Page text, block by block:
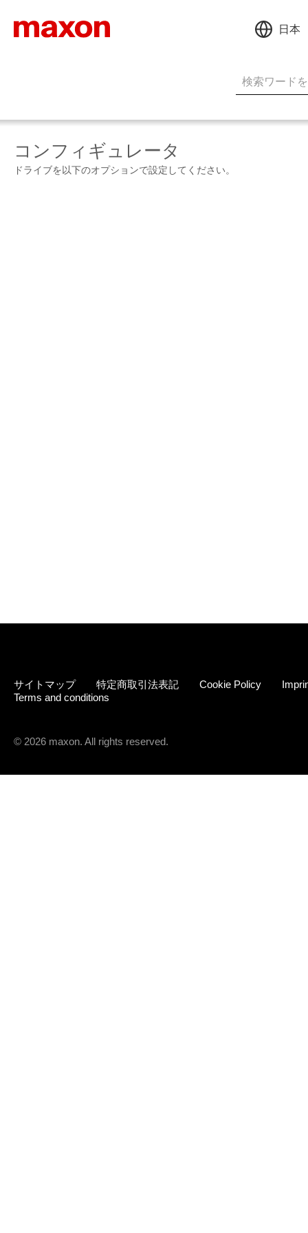
日本
コンフィギュレータ
ドライブを以下のオプションで設定してください。
サイトマップ 特定商取引法表記 Cookie Policy
Terms and conditions
© 2026 maxon. All rights reserved.